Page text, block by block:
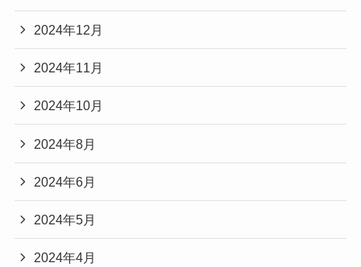
2024年12月
2024年11月
2024年10月
2024年8月
2024年6月
2024年5月
2024年4月